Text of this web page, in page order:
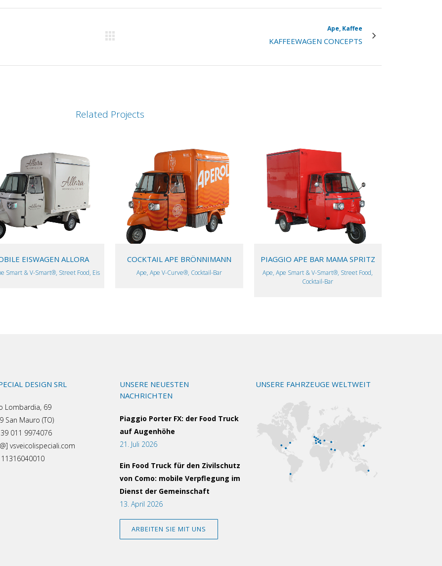
Ape, Kaffee
KAFFEEWAGEN CONCEPTS
Related Projects
VIEW
EISWAGEN ALLORA
Smart & V-Smart®, Street Food, Eis
VIEW
COCKTAIL APE BRÖNNIMANN
Ape, Ape V-Curve®, Cocktail-Bar
VIEW
PIAGGIO APE BAR MAMA SPRITZ
Ape, Ape Smart & V-Smart®, Street Food,
Cocktail-Bar
DESIGN SRL
Lombardia, 69
San Mauro (TO)
011 9974076
vsveicolispeciali.com
11316040010
UNSERE NEUESTEN
NACHRICHTEN
Piaggio Porter FX: der Food Truck
auf Augenhöhe
21. Juli 2026
Ein Food Truck für den Zivilschutz
von Como: mobile Verpflegung im
Dienst der Gemeinschaft
13. April 2026
ARBEITEN SIE MIT UNS
UNSERE FAHRZEUGE WELTWEIT